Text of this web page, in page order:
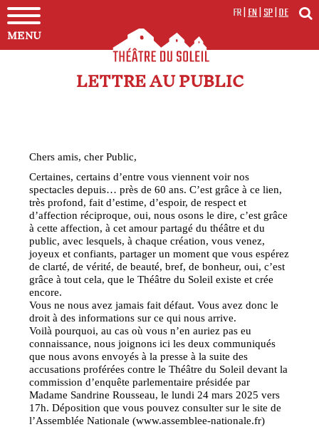
MENU
FR|EN|SP|DE
LETTRE AU PUBLIC
Chers amis, cher Public,
Certaines, certains d’entre vous viennent voir nos
spectacles depuis… près de 60 ans. C’est grâce à ce lien,
très profond, fait d’estime, d’espoir, de respect et
d’affection réciproque, oui, nous osons le dire, c’est grâce
à cette affection, à cet amour partagé du théâtre et du
public, avec lesquels, à chaque création, vous venez,
joyeux et confiants, partager un moment que vous espérez
de clarté, de vérité, de beauté, bref, de bonheur, oui, c’est
grâce à tout cela, que le Théâtre du Soleil existe et crée
encore.
Vous ne nous avez jamais fait défaut. Vous avez donc le
droit à des informations sur ce qui nous arrive.
Voilà pourquoi, au cas où vous n’en auriez pas eu
connaissance, nous joignons ici les deux communiqués
que nous avons envoyés à la presse à la suite des
accusations proférées contre le Théâtre du Soleil devant la
commission d’enquête parlementaire présidée par
Madame Sandrine Rousseau, le lundi 24 mars 2025 vers
17h. Déposition que vous pouvez consulter sur le site de
l’Assemblée Nationale (www.assemblee-nationale.fr)